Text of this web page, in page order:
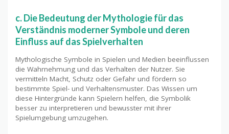
c. Die Bedeutung der Mythologie für das
Verständnis moderner Symbole und deren
Einfluss auf das Spielverhalten
Mythologische Symbole in Spielen und Medien beeinflussen
die Wahrnehmung und das Verhalten der Nutzer. Sie
vermitteln Macht, Schutz oder Gefahr und fördern so
bestimmte Spiel- und Verhaltensmuster. Das Wissen um
diese Hintergründe kann Spielern helfen, die Symbolik
besser zu interpretieren und bewusster mit ihrer
Spielumgebung umzugehen.